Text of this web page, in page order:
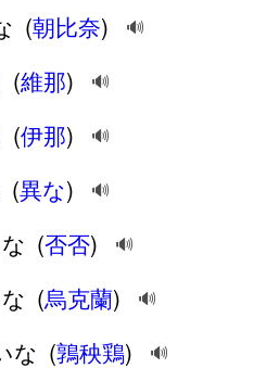
(朝比奈) 🔊
(維那) 🔊
(伊那) 🔊
(異な) 🔊
(否否) 🔊
(烏克蘭) 🔊
な (鶉秧鶏) 🔊